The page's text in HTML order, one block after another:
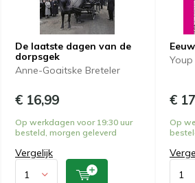
De laatste dagen van de
dorpsgek
Anne-Goaitske Breteler
€ 16,99
Op werkdagen voor 19:30 uur
besteld, morgen geleverd
Vergelijk
€
Op